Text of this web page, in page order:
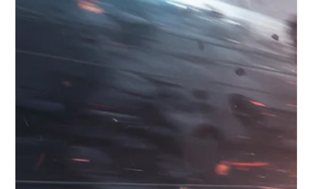
drasticamente le prestazioni dei giochi (i famosi FPS, o frame
per secondo) senza sacrificare la qualità dell'immagine . Come
ci riesce? Tradizionalmente, per giocare in 4K, la scheda video